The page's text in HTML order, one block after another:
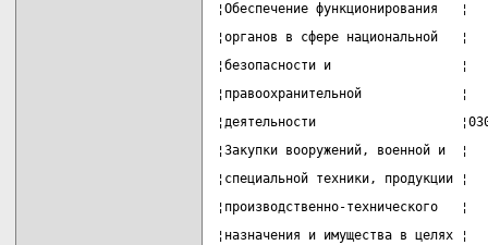
¦Обеспечение
¦органов в сфере
¦безопасности и
¦правоохранительной
¦деятельности
¦Закупки вооружений,
¦специальной техники,
¦производственно-
¦назначения и имущества в